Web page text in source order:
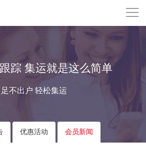
踪 集运就是这么简单
足不出户 轻松集运
优惠活动 会员新闻